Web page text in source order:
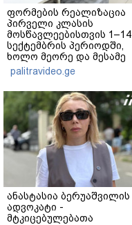
ფორმების რეალიზაცია
პირველი კლასის
მოსწავლეებისთვის 1–14
სექტემბრის პერიოდში,
ხოლო მეორე და მესამე
ეტაპებზე...
palitravideo.ge
ანასტასია ბერუაშვილის
ადვოკატი -
მტკიცებულებათა